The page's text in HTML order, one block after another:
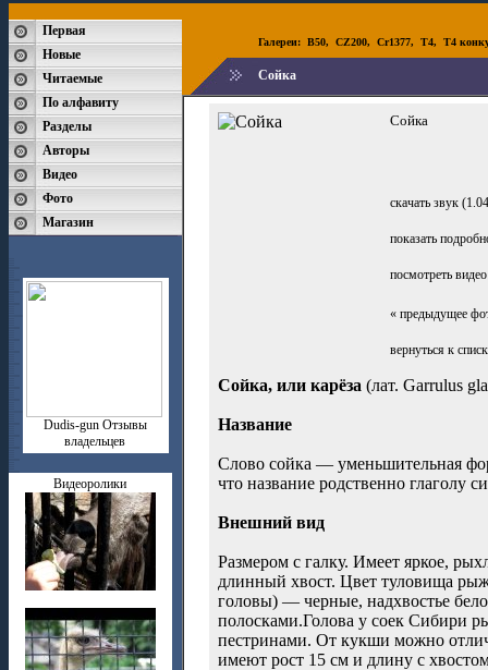
Первая
Новые
Читаемые
По алфавиту
Разделы
Авторы
Видео
Фото
Магазин
Dudis-gun Отзывы
владельцев
Видеоролики
Галереи: B50, CZ200, Cr1377, T4, T4
Сойка
Сойка
скачать звук
показать
посмотреть видео
« предыдущее
вернуться к
Сойка, или карёза (лат. Garrulus
Название
Слово сойка — уменьшительная
что название родственно глаголу
Внешний вид
Размером с галку. Имеет яркое,
длинный хвост. Цвет туловища
головы) — черные, надхвостье
полосками.Голова у соек Сибири
пестринами. От кукши можно
имеют рост 15 см и длину с